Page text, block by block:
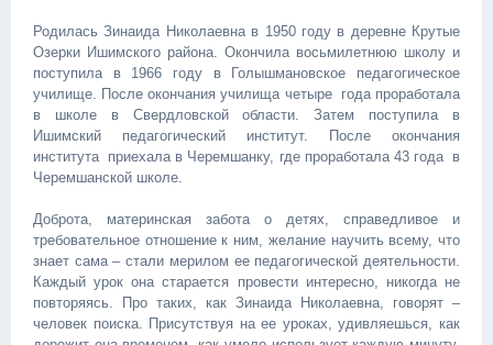
Родилась Зинаида Николаевна в 1950 году в деревне Крутые
Озерки Ишимского района. Окончила восьмилетнюю школу и
поступила в 1966 году в Голышмановское педагогическое
училище. После окончания училища четыре года проработала
в школе в Свердловской области. Затем поступила в
Ишимский педагогический институт. После окончания
института приехала в Черемшанку, где проработала 43 года в
Черемшанской школе.
Доброта, материнская забота о детях, справедливое и
требовательное отношение к ним, желание научить всему, что
знает сама – стали мерилом ее педагогической деятельности.
Каждый урок она старается провести интересно, никогда не
повторяясь. Про таких, как Зинаида Николаевна, говорят –
человек поиска. Присутствуя на ее уроках, удивляешься, как